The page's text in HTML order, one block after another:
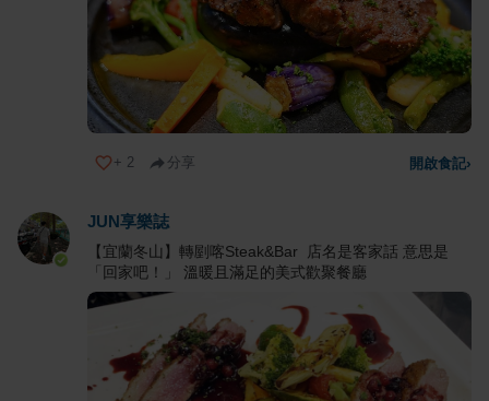
+ 2 分享 開啟食記›
JUN享樂誌
【宜蘭冬山】轉剭喀Steak&Bar 店名是客家話 意思是
「回家吧！」 溫暖且滿足的美式歡聚餐廳